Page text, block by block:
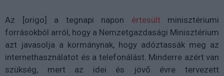
Az [origo] a tegnapi napon értesült minisztériumi
forrásokból arról, hogy a Nemzetgazdasági Minisztérium
azt javasolja a kormánynak, hogy adóztassák meg az
internethasználatot és a telefonálást. Minderre azért van
szükség, mert az idei és jövő évre tervezett